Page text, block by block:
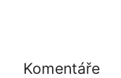
Komentáře